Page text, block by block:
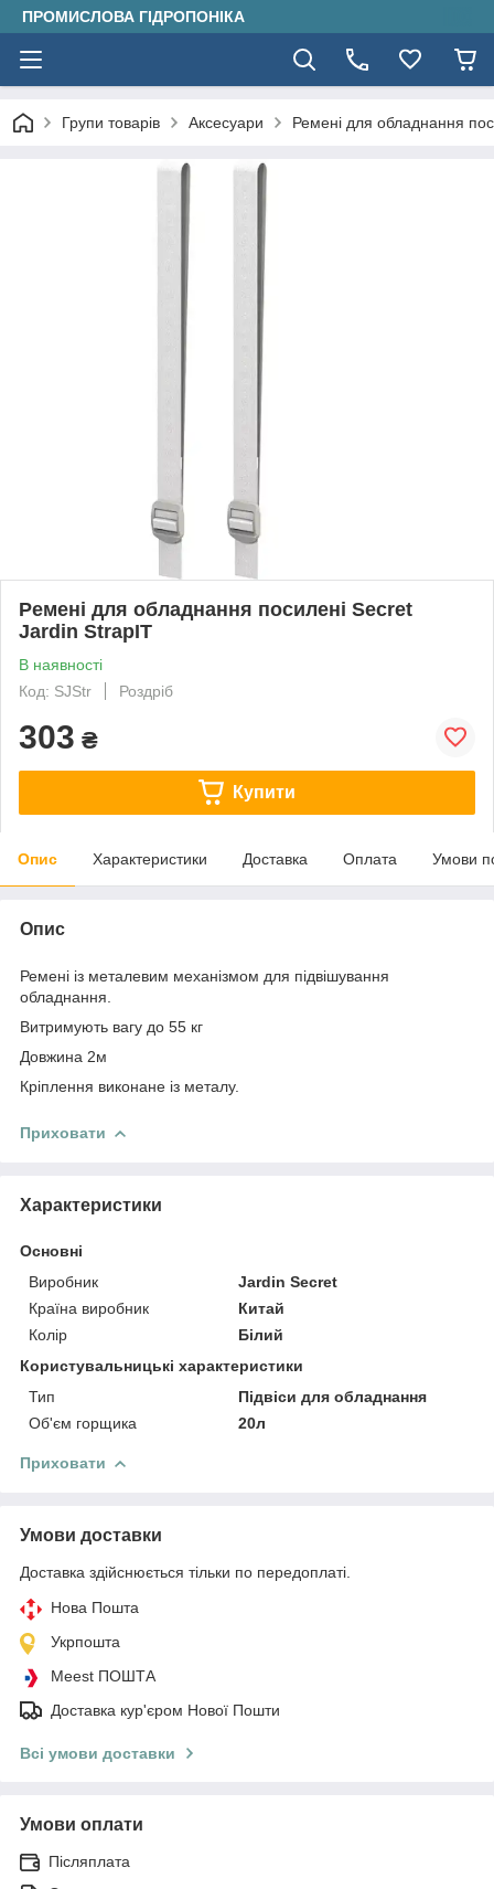
ПРОМИСЛОВА ГІДРОПОНІКА
Групи товарів Аксесуари Ремені для обладнання
Ремені для обладнання посилені Secret
Jardin StrapIT
В наявності
Код: SJStr
Роздріб
303 ₴
Купити
Опис Характеристики Доставка Оплата Умови
Опис
Ремені із металевим механізмом для підвішування
обладнання.
Витримують вагу до 55 кг
Довжина 2м
Кріплення виконане із металу.
Приховати
Характеристики
Основні
Виробник
Jardin Secret
Країна виробник
Китай
Колір
Білий
Користувальницькі характеристики
Тип
Підвіси для обладнання
Об'єм горщика
20л
Приховати
Умови доставки
Доставка здійснюється тільки по передоплаті.
Нова Пошта
Укрпошта
Meest ПОШТА
Доставка кур'єром Нової Пошти
Всі умови доставки
Умови оплати
Післяплата